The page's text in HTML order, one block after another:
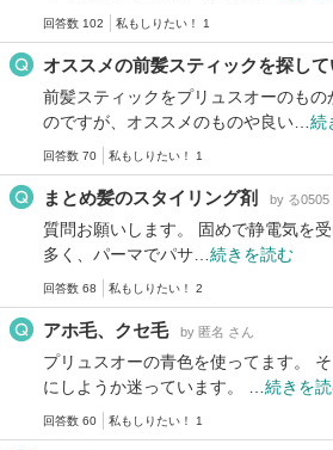
回答数 102 私もしりたい！ 1
オススメの前髪スティックを探し
前髪スティックをプリュスオーのもの
のですが、オススメのものや良い… 続
回答数 70 私もしりたい！ 1
まとめ髪のスタイリング剤 by る0505
質問お願いします。 固めで静電気を
多く、パーマでパサ… 続きを読む
回答数 68 私もしりたい！ 2
アホ毛、クセ毛 by 匿名 さん
プリュスオーの青色を使ってます。
にしようか迷っています。 … 続きを
回答数 60 私もしりたい！ 1